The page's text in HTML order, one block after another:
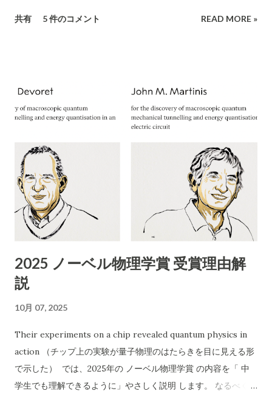
してメールアドレスのみを掲載しており、電話番号は公開され
く名古屋（052）エリアの番号です。実際に「052-355...
https://www.city.tokorozawa.saitama.jp/kurashi/gomi/shi
には所沢市の「一般廃棄物処理業」の許可が必要です。 「産業
廃棄物処理業」や 「古物商」の許可では回収できません。
ChatGPT まえださん、画像ありがとうございます。このよう
な「不用品無料出張回収」のチラシについて、詳細に評価・ア
ドバイスいたします。 1. 内容の分析 業者名 ：ABCリサイクル
所在地 ：埼玉県所沢市松郷141 許可番号 ：自動車商許可証 第
431090053454号（古物商許可証） 連絡先 ：携帯番号のみ
（090-4713-2580） 受付時間 ：8:00〜18:00 チラシの訴求点
「無料回収」「当日でもOK」「幅広い品目」「遺品整理、引越
作業可能などと記載 2. 危険性・リスク評価 1）「無料」表記の
ワナ 実際に依頼すると「無料では回収できない」「特定品目は
料回収」と言いながら、現場で高額請求する 悪質な業者も存在
します。 2）連絡先が「携帯電話番号のみ」 一般的な法人や信
頼できる事業者であれば「固定電話」や「会社ホームページ」
なども記載されます。 携帯番号のみの場合、 連絡が取れなくな
ったり、責任の所在が曖昧 になりやすいです。 3）記載されて
共有 5 件のコメント READ MORE »
2025 ノーベル物理学賞 受賞理由解
説
10月 07, 2025
Their experiments on a chip revealed quantum physics in
action （チップ上の実験が量子物理のはたらきを目に見える形
で示した） では、2025年の ノーベル物理学賞 の内容を「 中
学生でも理解できるように」やさしく説明 します。 なるべく専